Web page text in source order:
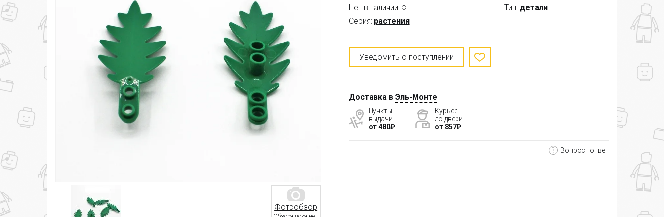
Фотообзор
Нет в наличии
Серия: растения
Тип: детали
Уведомить о поступлении
Доставка в Эль-Монте
Пункты
выдачи
от 480₽
Курьер
до двери
от 857₽
? Вопрос–ответ